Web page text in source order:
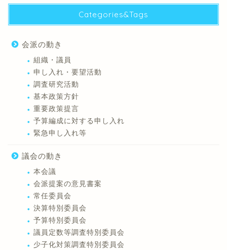
Categories&Tags
会派の動き
組織・議員
申し入れ・要望活動
調査研究活動
基本政策方針
重要政策提言
予算編成に対する申し入れ
緊急申し入れ等
議会の動き
本会議
会派提案の意見書案
常任委員会
決算特別委員会
予算特別委員会
議員定数等調査特別委員会
少子化対策調査特別委員会